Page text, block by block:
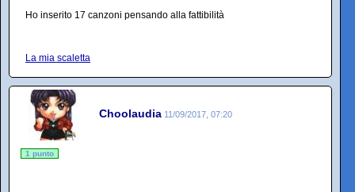
Ho inserito 17 canzoni pensando alla fattibilità
La mia scaletta
Choolaudia 11/09/2017, 07:20
1 punto